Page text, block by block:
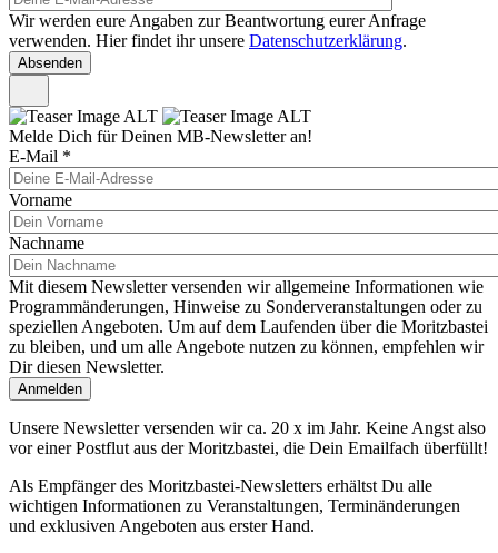
Wir werden eure Angaben zur Beantwortung eurer Anfrage
verwenden. Hier findet ihr unsere Datenschutzerklärung.
Melde Dich für Deinen MB-Newsletter an!
E-Mail *
Vorname
Nachname
Mit diesem Newsletter versenden wir allgemeine Informationen wie
Programmänderungen, Hinweise zu Sonderveranstaltungen oder zu
speziellen Angeboten. Um auf dem Laufenden über die Moritzbastei
zu bleiben, und um alle Angebote nutzen zu können, empfehlen wir
Dir diesen Newsletter.
Unsere Newsletter versenden wir ca. 20 x im Jahr. Keine Angst also
vor einer Postflut aus der Moritzbastei, die Dein Emailfach überfüllt!
Als Empfänger des Moritzbastei-Newsletters erhältst Du alle
wichtigen Informationen zu Veranstaltungen, Terminänderungen
und exklusiven Angeboten aus erster Hand.